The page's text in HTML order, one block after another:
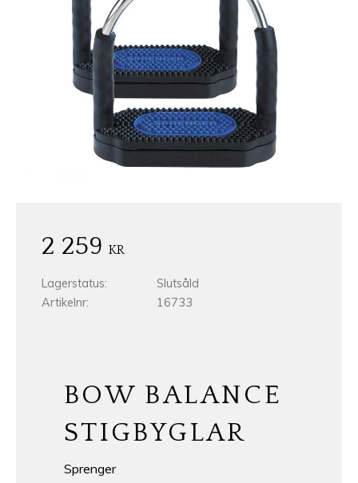
2 259 KR
Lagerstatus
Slutsåld
Artikelnr
16733
BOW BALANCE
STIGBYGLAR
Sprenger